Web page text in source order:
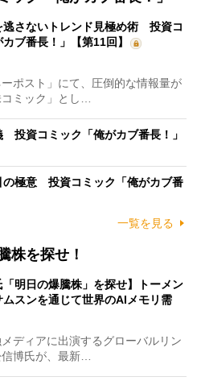
逃さないトレンド見極め術 投資コ
ブ番長！」【第11回】
ポスト」にて、圧倒的な情報量が
ミック」とし…
投資コミック「俺がカブ番長！」
の極意 投資コミック「俺がカブ番
一覧を見る
株を探せ！
「明日の爆騰株」を探せ】トーメン
スンを通じて世界のAIメモリ需
ディアに出演するグローバルリン
博氏が、最新…